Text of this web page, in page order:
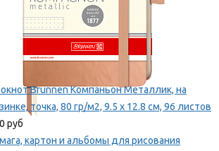
Brunnen Компаньон Металлик, на
точка, 80 гр/м2, 9.5 х 12.8 см, 96 листов
руб
картон и альбомы для рисования